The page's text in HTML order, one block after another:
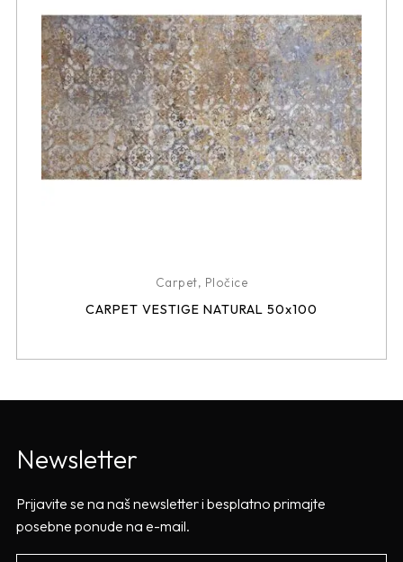
Carpet, Pločice
CARPET VESTIGE NATURAL 50x100
Newsletter
Prijavite se na naš newsletter i besplatno primajte
posebne ponude na e-mail.